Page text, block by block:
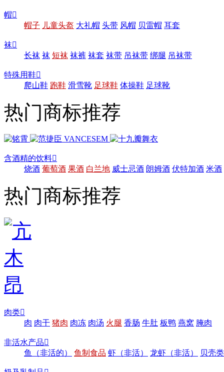
帽
帽子 儿童头盔 大礼帽 头带 风帽 贝雷帽 耳套
袜
长袜 袜 短袜 袜裤 袜套 袜带 吊袜带 绑腿 吊袜带
特殊用鞋
爬山鞋 跑鞋 滑雪靴 足球鞋 体操鞋 足球靴
热门商标推荐
含酒精的饮料
烧酒 葡萄酒 果酒 白兰地 威士忌酒 朗姆酒 伏特加酒 米酒
热门商标推荐
肉类
肉 肉干 猪肉 肉冻 肉汤 火腿 香肠 牛肚 板鸭 燕窝 腌肉
非活水产品
鱼（非活的）
鱼制食品 虾（非活） 龙虾（非活） 贝壳